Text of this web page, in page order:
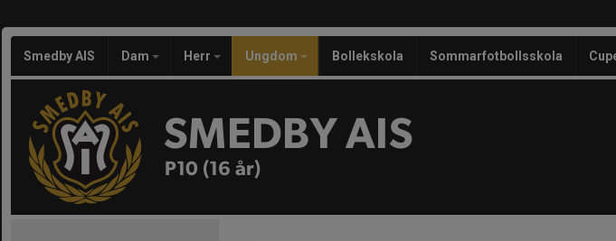
Smedby AIS Dam Herr Ungdom Bollekskola Sommarfotbollsskola
SMEDBY AIS
P10 (16 år)